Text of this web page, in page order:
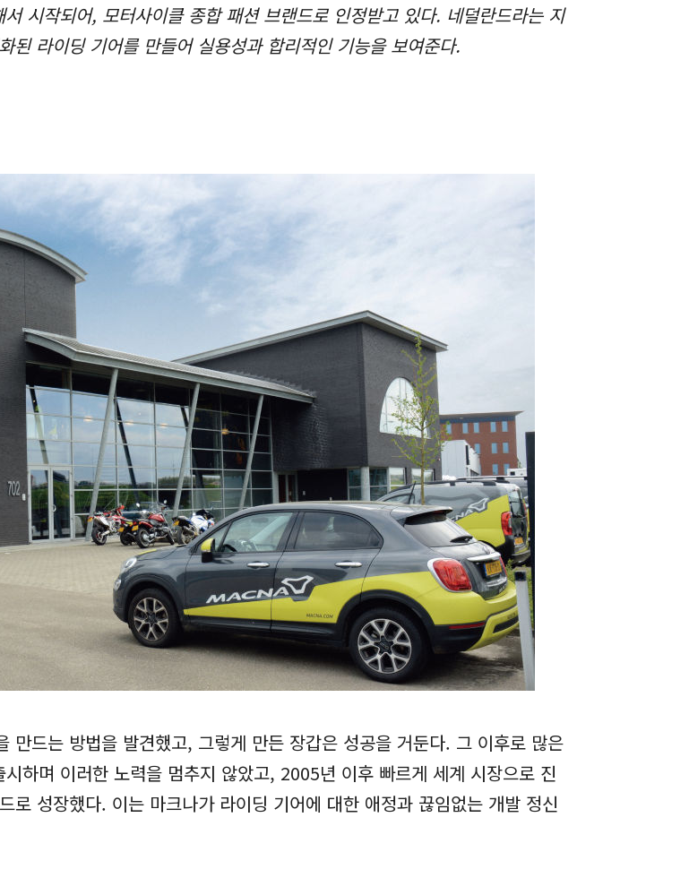
시작되어, 모터사이클 종합 패션 브랜드로 인정받고 있다. 네덜란드라는 지
된 라이딩 기어를 만들어 실용성과 합리적인 기능을 보여준다.
만드는 방법을 발견했고, 그렇게 만든 장갑은 성공을 거둔다. 그 이후로 많은
하며 이러한 노력을 멈추지 않았고, 2005년 이후 빠르게 세계 시장으로 진
로 성장했다. 이는 마크나가 라이딩 기어에 대한 애정과 끊임없는 개발 정신